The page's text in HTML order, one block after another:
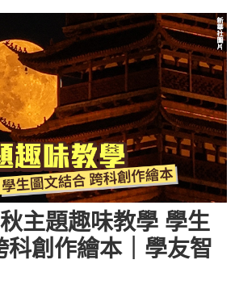
主題趣味教學 學生
科創作繪本｜學友智